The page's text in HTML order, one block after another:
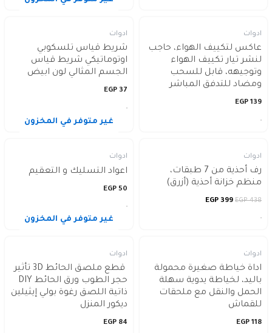
ادوات
عاكس لتكييف الهواء، حاجب
لنشر تيار تكييف الهواء
وتوجيهه، قابل للسحب
ومضاد للتدفق المباشر
139
EGP
ادوات
شريط قياس تلسكوبي
اوتوماتيكي شريط قياس
الجسم المثالي لون ابيض
37
EGP
ادوات
رف أحذية من 7 طبقات،
منظم خزانة أحذية (أزرق)
438
EGP
399
EGP
غير متوفر في المخزون
ادوات
اعواد التسليك و التعقيم
50
EGP
ادوات
اداة خياطة صغيرة محمولة
باليد، لخياطة يدوية سهلة
الحمل والنقل مع ملحقات
للقماش
118
EGP
غير متوفر في المخزون
ادوات
قطع ملصق الحائط 3D تأثير
حجر الطوب ورق الحائط DIY
ذاتية اللصق رغوة بولي إيثيلين
ديكور المنزل
84
EGP